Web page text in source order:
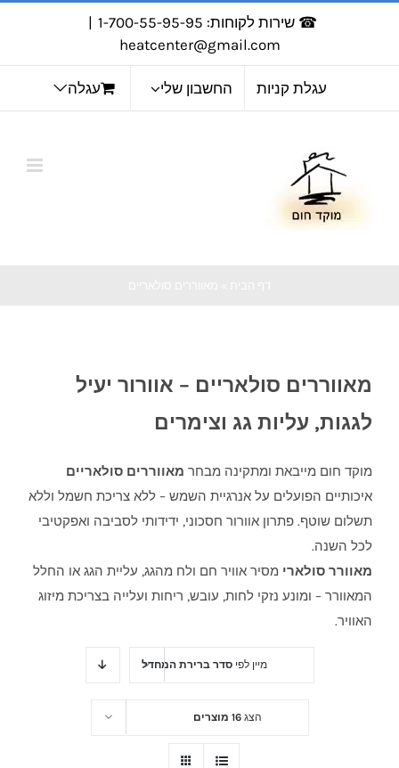
☎ שירות לקוחות: 1-700-55-95-95
|
heatcenter@gmail.com
עגלת קניות החשבון שלי עגלה
מאווררים סולאריים – אוורור יעיל
לגגות, עליות גג וצימרים
מוקד חום מייבאת ומתקינה מבחר מאווררים סולאריים
איכותיים הפועלים על אנרגיית השמש – ללא צריכת חשמל וללא
תשלום שוטף. פתרון אוורור חסכוני, ידידותי לסביבה ואפקטיבי
לכל השנה.
מאוורר סולארי מסיר אוויר חם ולח מהגג, עליית הגג או החלל
המאוורר – ומונע נזקי לחות, עובש, ריחות ועלייה בצריכת מיזוג
האוויר.
מיין לפיסדר ברירת המחדל
הצג16 מוצרים